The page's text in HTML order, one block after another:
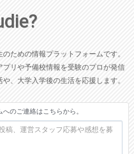
ための情報プラットフォームです。
リや予備校情報を受験のプロが発信
、大学入学後の生活を応援します。
のご連絡はこちらから。